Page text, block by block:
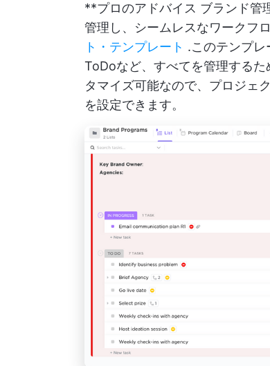
**プロのアドバイス ブランド管
管理し、シームレスなワークフ
ト・テンプレート .このテンプレ
ToDoなど、すべてを管理する
タマイズ可能なので、プロジェ
を設定できます。